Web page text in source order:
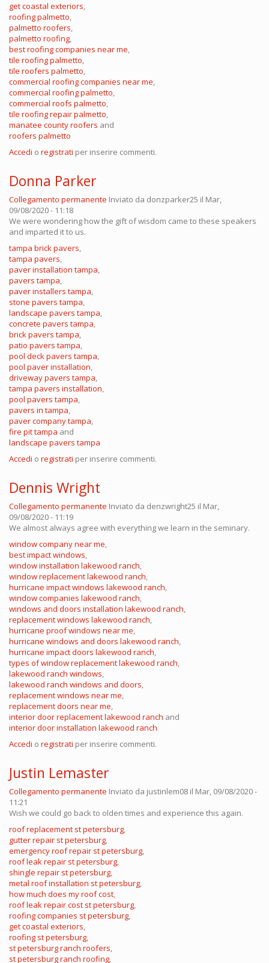
get coastal exteriors,
roofing palmetto,
palmetto roofers,
palmetto roofing,
best roofing companies near me,
tile roofing palmetto,
tile roofers palmetto,
commercial roofing companies near me,
commercial roofing palmetto,
commercial roofs palmetto,
tile roofing repair palmetto,
manatee county roofers and
roofers palmetto
Accedi o registrati per inserire commenti.
Donna Parker
Collegamento permanente Inviato da donzparker25 il Mar,
09/08/2020 - 11:18
We were wondering how the gift of wisdom came to these speakers
and imparted it to us.
tampa brick pavers,
tampa pavers,
paver installation tampa,
pavers tampa,
paver installers tampa,
stone pavers tampa,
landscape pavers tampa,
concrete pavers tampa,
brick pavers tampa,
patio pavers tampa,
pool deck pavers tampa,
pool paver installation,
driveway pavers tampa,
tampa pavers installation,
pool pavers tampa,
pavers in tampa,
paver company tampa,
fire pit tampa and
landscape pavers tampa
Accedi o registrati per inserire commenti.
Dennis Wright
Collegamento permanente Inviato da denzwright25 il Mar,
09/08/2020 - 11:19
We almost always agree with everything we learn in the seminary.
window company near me,
best impact windows,
window installation lakewood ranch,
window replacement lakewood ranch,
hurricane impact windows lakewood ranch,
window companies lakewood ranch,
windows and doors installation lakewood ranch,
replacement windows lakewood ranch,
hurricane proof windows near me,
hurricane windows and doors lakewood ranch,
hurricane impact doors lakewood ranch,
types of window replacement lakewood ranch,
lakewood ranch windows,
lakewood ranch windows and doors,
replacement windows near me,
replacement doors near me,
interior door replacement lakewood ranch and
interior door installation lakewood ranch
Accedi o registrati per inserire commenti.
Justin Lemaster
Collegamento permanente Inviato da justinlem08 il Mar, 09/08/2020 -
11:21
Wish we could go back to olden times and experience this again.
roof replacement st petersburg,
gutter repair st petersburg,
emergency roof repair st petersburg,
roof leak repair st petersburg,
shingle repair st petersburg,
metal roof installation st petersburg,
how much does my roof cost,
roof leak repair cost st petersburg,
roofing companies st petersburg,
get coastal exteriors,
roofing st petersburg,
st petersburg ranch roofers,
st petersburg ranch roofing,